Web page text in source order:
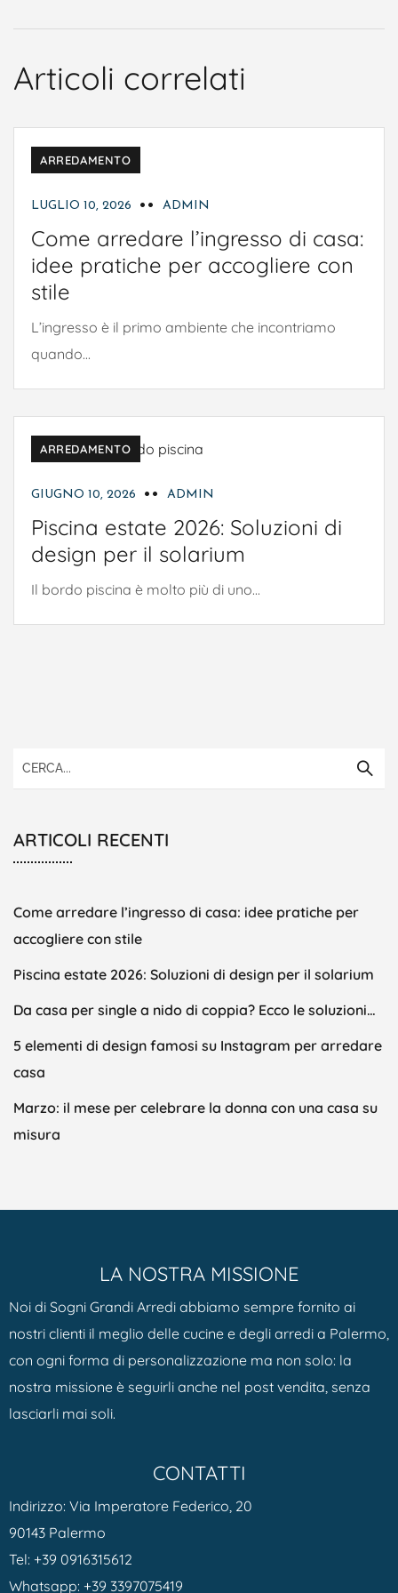
Articoli correlati
ARREDAMENTO
LUGLIO 10, 2026 ADMIN
Come arredare l’ingresso di casa:
idee pratiche per accogliere con
stile
L’ingresso è il primo ambiente che incontriamo
quando...
ARREDAMENTO
GIUGNO 10, 2026 ADMIN
Piscina estate 2026: Soluzioni di
design per il solarium
Il bordo piscina è molto più di uno...
ARTICOLI RECENTI
Come arredare l’ingresso di casa: idee pratiche per
accogliere con stile
Piscina estate 2026: Soluzioni di design per il solarium
Da casa per single a nido di coppia? Ecco le soluzioni…
5 elementi di design famosi su Instagram per arredare
casa
Marzo: il mese per celebrare la donna con una casa su
misura
LA NOSTRA MISSIONE
Noi di Sogni Grandi Arredi abbiamo sempre fornito ai
nostri clienti il meglio delle cucine e degli arredi a Palermo,
con ogni forma di personalizzazione ma non solo: la
nostra missione è seguirli anche nel post vendita, senza
lasciarli mai soli.
CONTATTI
Indirizzo: Via Imperatore Federico, 20
90143 Palermo
Tel: +39 0916315612
Whatsapp: +39 3397075419